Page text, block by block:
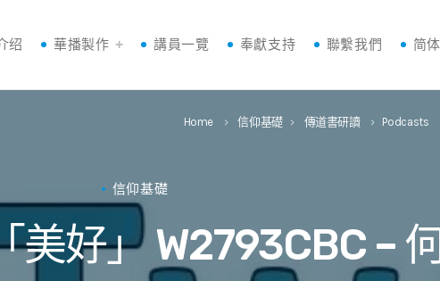
绍 華播製作 講員一覽 奉獻支持 聯繫我們 简体
Home keyboard_arrow_right 信仰基礎 keyboard_arrow_right 傳道書研讀 keyboard_arrow_right Podcasts
信仰基礎
好」 W2793CBC –